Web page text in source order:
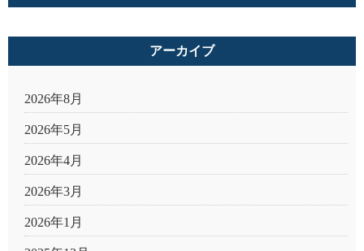
アーカイブ
2026年8月
2026年5月
2026年4月
2026年3月
2026年1月